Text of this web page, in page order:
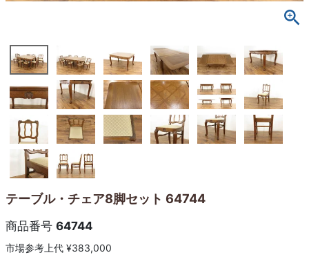
テーブル・チェア8脚セット 64744
商品番号 64744
市場参考上代 ¥383,000